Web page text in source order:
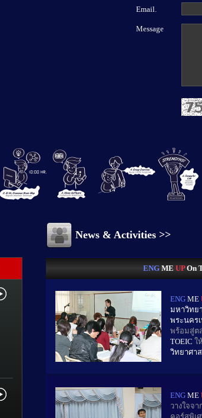
Email.
Message
News & Activities >>
ENG ME UPOn
ENG ME
มหาวิทย
พระนคร
พร้อมสู่ต
TOEIC ใ
วิทยาศา
ENG ME
วางใจจา